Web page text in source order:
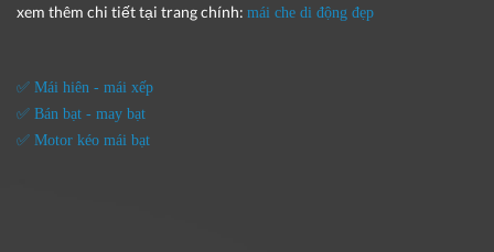
xem thêm chi tiết tại trang chính: mái che di động đẹp
✅ Mái hiên - mái xếp
✅ Bán bạt - may bạt
✅ Motor kéo mái bạt